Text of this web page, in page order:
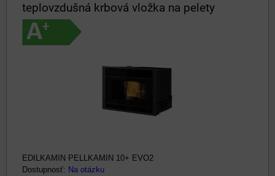
teplovzdušná krbová vložka na pelety
EDILKAMIN PELLKAMIN 10+ EVO2
Dostupnosť: Na otázku